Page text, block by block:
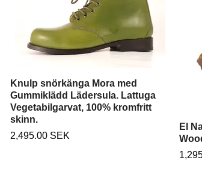
Knulp snörkänga Mora med
Gummiklädd Lädersula. Lattuga
Vegetabilgarvat, 100% kromfritt
skinn.
2,495.00 SEK
El